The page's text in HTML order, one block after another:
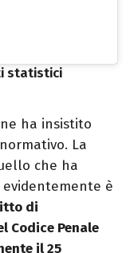
statistici
ha insistito
La
che ha
è
di
Penale
il 25